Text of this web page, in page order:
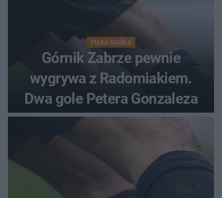
PIŁKA NOŻNA
Górnik Zabrze pewnie
wygrywa z Radomiakiem.
Dwa gole Petera Gonzaleza